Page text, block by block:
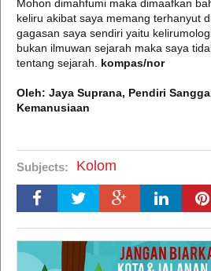
Mohon dimahfumi maka dimaafkan
keliru akibat saya memang terhanyut
gagasan saya sendiri yaitu
bukan ilmuwan sejarah maka saya
tentang sejarah. kompas/nor
Oleh: Jaya Suprana, Pendiri
Kemanusiaan
Subjects: Kolom